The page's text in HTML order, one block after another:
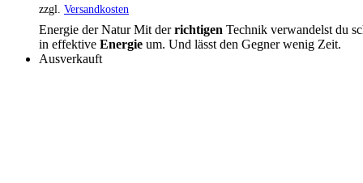
zzgl. Versandkosten
Energie der Natur Mit derrichtigen Technik verwandelst du
in effektive Energie um. Und lässt den Gegner wenig Zeit.
Ausverkauft